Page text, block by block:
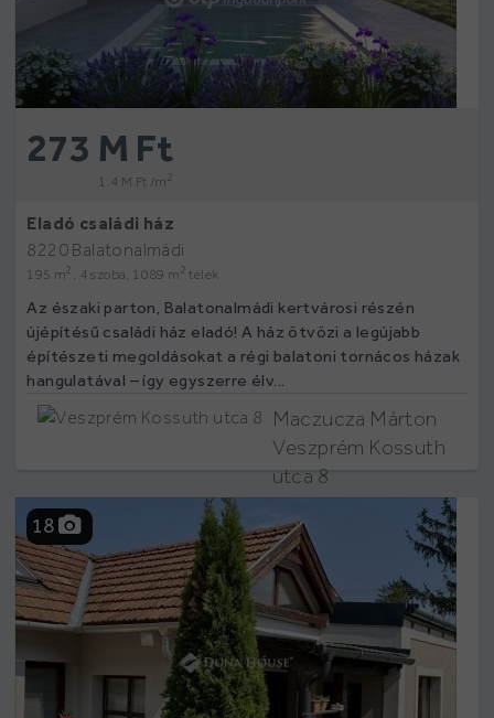
273 M Ft
1.4 M Ft /m 2
Eladó családi ház
8220 Balatonalmádi
195 m2 , 4 szoba, 1089 m2 telek
Az északi parton, Balatonalmádi kertvárosi részén
újépítésű családi ház eladó! A ház ötvözi a legújabb
építészeti megoldásokat a régi balatoni tornácos házak
hangulatával – így egyszerre élv...
Maczucza Márton
Veszprém Kossuth
utca 8
18